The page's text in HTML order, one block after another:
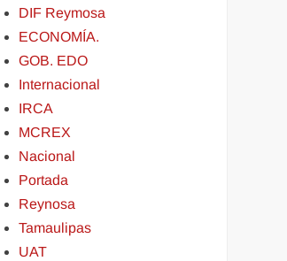
DIF Reymosa
ECONOMÍA.
GOB. EDO
Internacional
IRCA
MCREX
Nacional
Portada
Reynosa
Tamaulipas
UAT